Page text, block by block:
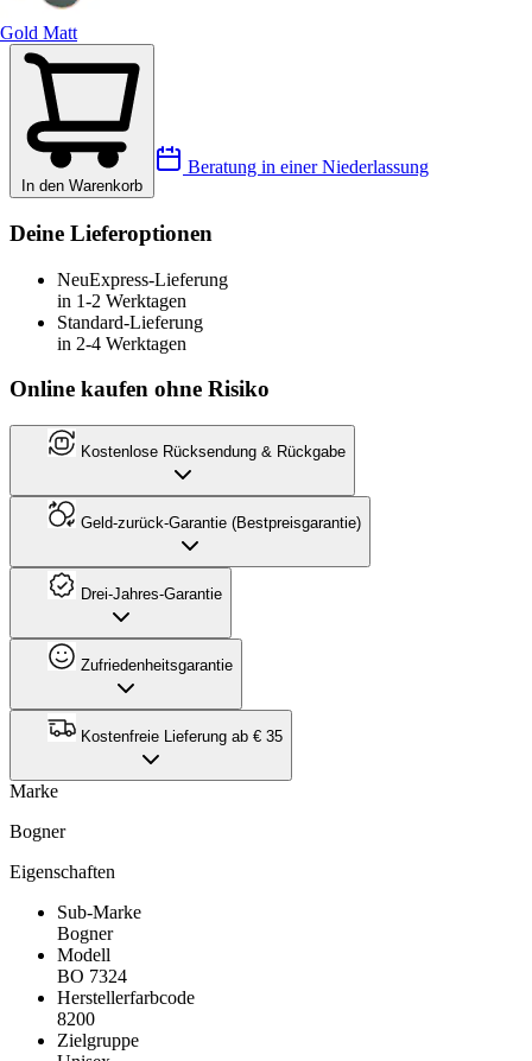
Gold Matt
In den Warenkorb
Beratung in einer Niederlassung
Deine Lieferoptionen
NeuExpress-Lieferung
in 1-2 Werktagen
Standard-Lieferung
in 2-4 Werktagen
Online kaufen ohne Risiko
Kostenlose Rücksendung & Rückgabe
Geld-zurück-Garantie (Bestpreisgarantie)
Drei-Jahres-Garantie
Zufriedenheitsgarantie
Kostenfreie Lieferung ab € 35
Marke
Bogner
Eigenschaften
Sub-Marke
Bogner
Modell
BO 7324
Herstellerfarbcode
8200
Zielgruppe